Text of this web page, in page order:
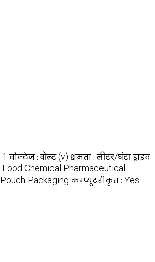
1 वोल्टेज :वोल्ट (v) क्षमता :लीटर/घंटाड्राइव
Food Chemical Pharmaceutical
Pouch Packaging कम्प्यूटरीकृत : Yes